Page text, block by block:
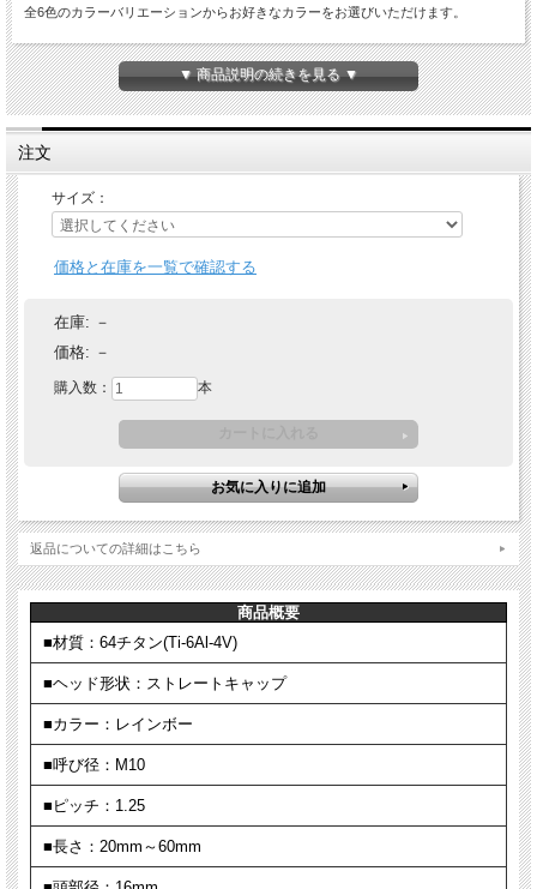
全6色のカラーバリエーションからお好きなカラーをお選びいただけます。
▼ 商品説明の続きを見る ▼
注文
サイズ：
価格と在庫を一覧で確認する
在庫: －
価格: －
購入数： 本
返品についての詳細はこちら
商品概要
■材質：64チタン(Ti-6Al-4V)
■ヘッド形状：ストレートキャップ
■カラー：レインボー
■呼び径：M10
■ピッチ：1.25
■長さ：20mm～60mm